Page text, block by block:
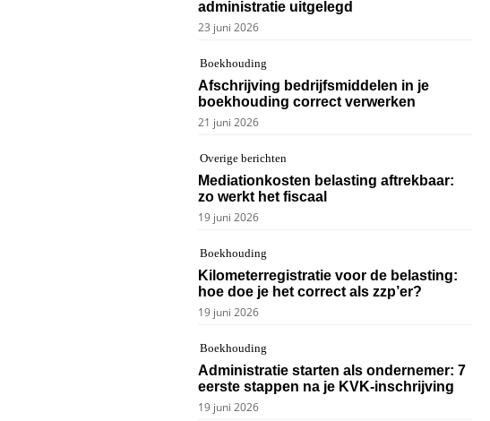
administratie uitgelegd
23 juni 2026
Boekhouding
Afschrijving bedrijfsmiddelen in je
boekhouding correct verwerken
21 juni 2026
Overige berichten
Mediationkosten belasting aftrekbaar:
zo werkt het fiscaal
19 juni 2026
Boekhouding
Kilometerregistratie voor de belasting:
hoe doe je het correct als zzp’er?
19 juni 2026
Boekhouding
Administratie starten als ondernemer: 7
eerste stappen na je KVK-inschrijving
19 juni 2026